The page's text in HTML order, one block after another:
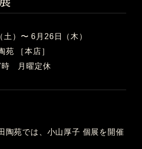
）〜 6月26日（木）
苑 ［本店］
時 月曜定休
陶苑では、小山厚子 個展を開催